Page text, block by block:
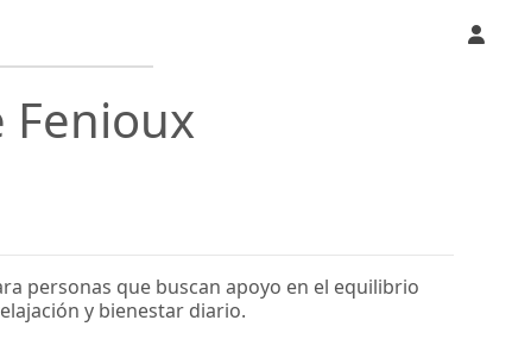
Fenioux
personas que buscan apoyo en el equilibrio
y bienestar diario.